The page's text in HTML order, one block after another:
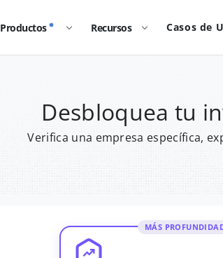
Productos Recursos Casos de
Desbloquea tu
Verifica una empresa específica,
MÁS